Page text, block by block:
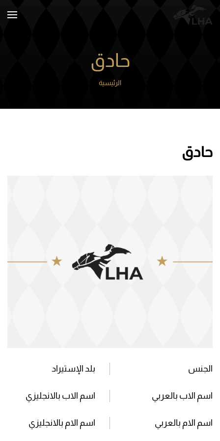
حادق
الرئيسية
حادق
الجنس بلد الإستيراد
اسم الاب بالعربي اسم الاب بالانجليزي
اسم الام بالعربي اسم الام بالانجليزي